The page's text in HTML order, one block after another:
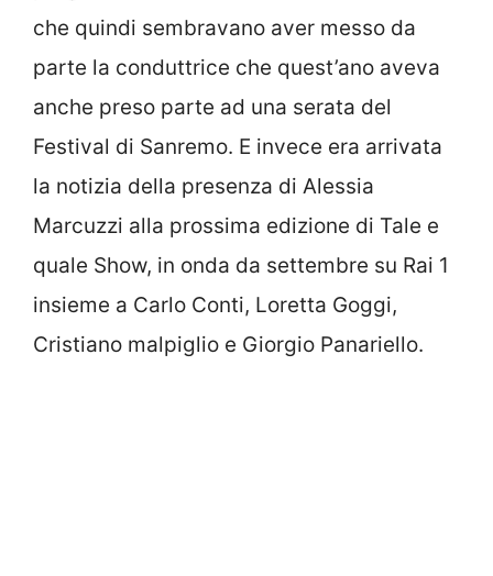
che quindi sembravano aver messo da
parte la conduttrice che quest’ano aveva
anche preso parte ad una serata del
Festival di Sanremo. E invece era arrivata
la notizia della presenza di Alessia
Marcuzzi alla prossima edizione di Tale e
quale Show, in onda da settembre su Rai 1
insieme a Carlo Conti, Loretta Goggi,
Cristiano malpiglio e Giorgio Panariello.